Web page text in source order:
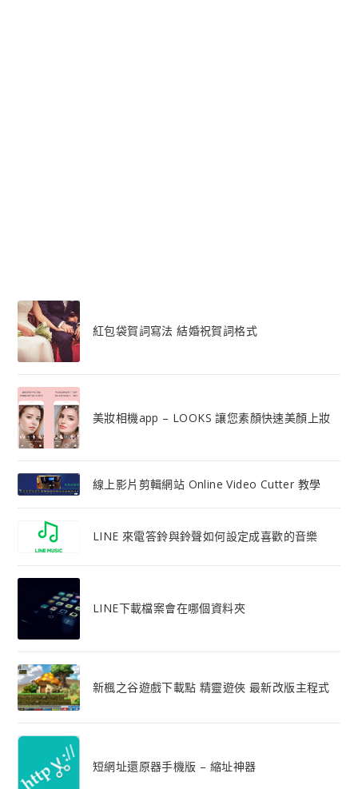
紅包袋賀詞寫法 結婚祝賀詞格式
美妝相機app – LOOKS 讓您素顏快速美顏上妝
線上影片剪輯網站 Online Video Cutter 教學
LINE 來電答鈴與鈴聲如何設定成喜歡的音樂
LINE下載檔案會在哪個資料夾
新楓之谷遊戲下載點 精靈遊俠 最新改版主程式
短網址還原器手機版 – 縮址神器